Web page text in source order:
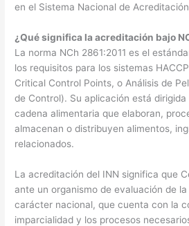
en el Sistema Nacional de
¿Qué significa la acreditación bajo
La norma NCh 2861:2011 es el
los requisitos para los sistemas
Critical Control Points, o Análisis de
de Control). Su aplicación está dirigida
cadena alimentaria que elaboran,
almacenan o distribuyen alimentos,
relacionados.
La acreditación del INN significa que
ante un organismo de evaluación de
carácter nacional, que cuenta con la
imparcialidad y los procesos